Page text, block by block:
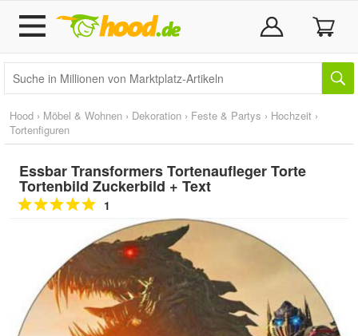
Hood › Möbel & Wohnen › Dekoration › Feste & Partys › Hochzeit ›
Tortenfiguren
Essbar Transformers Tortenaufleger Torte
Tortenbild Zuckerbild + Text
1